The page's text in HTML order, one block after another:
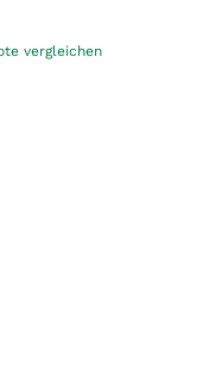
vergleichen